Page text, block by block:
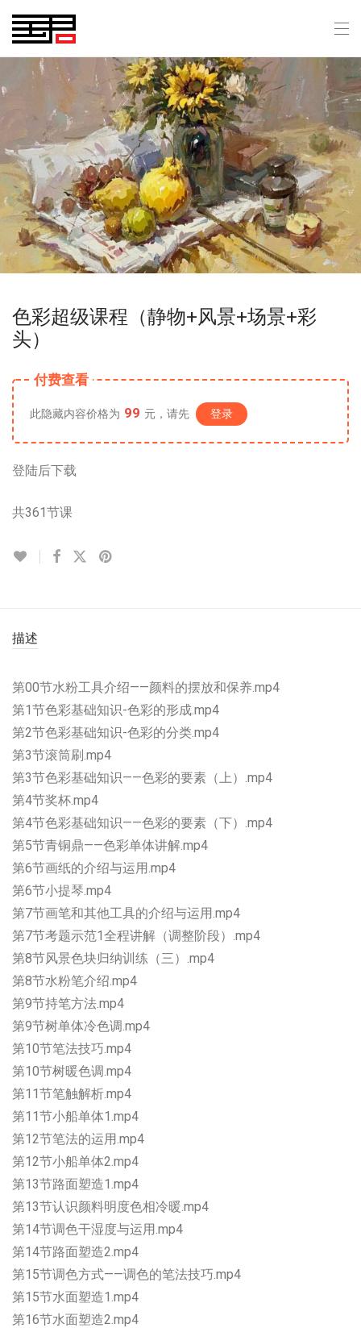
色彩超级课程（静物+风景+场景+彩
头）
付费查看
此隐藏内容价格为 99 元，请先 登录
登陆后下载
共361节课
描述
第00节水粉工具介绍——颜料的摆放和保养.mp4
第1节色彩基础知识-色彩的形成.mp4
第2节色彩基础知识-色彩的分类.mp4
第3节滚筒刷.mp4
第3节色彩基础知识——色彩的要素（上）.mp4
第4节奖杯.mp4
第4节色彩基础知识——色彩的要素（下）.mp4
第5节青铜鼎——色彩单体讲解.mp4
第6节画纸的介绍与运用.mp4
第6节小提琴.mp4
第7节画笔和其他工具的介绍与运用.mp4
第7节考题示范1全程讲解（调整阶段）.mp4
第8节风景色块归纳训练（三）.mp4
第8节水粉笔介绍.mp4
第9节持笔方法.mp4
第9节树单体冷色调.mp4
第10节笔法技巧.mp4
第10节树暖色调.mp4
第11节笔触解析.mp4
第11节小船单体1.mp4
第12节笔法的运用.mp4
第12节小船单体2.mp4
第13节路面塑造1.mp4
第13节认识颜料明度色相冷暖.mp4
第14节调色干湿度与运用.mp4
第14节路面塑造2.mp4
第15节调色方式——调色的笔法技巧.mp4
第15节水面塑造1.mp4
第16节水面塑造2.mp4